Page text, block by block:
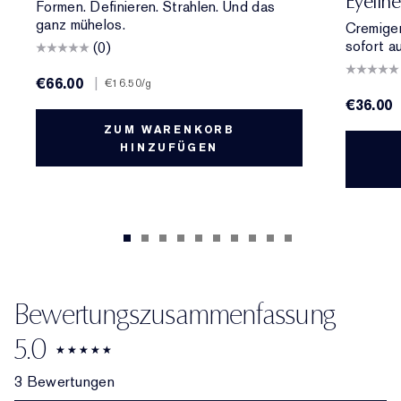
Formen. Definieren. Strahlen. Und das
ganz mühelos.
(0)
€66.00
€16.50/g
ZUM WARENKORB
HINZUFÜGEN
sofort
€36.00
Bewertungszusammenfassung
5.0
3 Bewertungen